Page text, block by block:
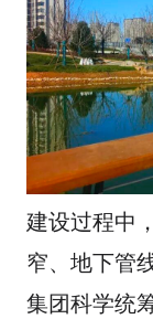
建设过程中
窄、地下管
集团科学统